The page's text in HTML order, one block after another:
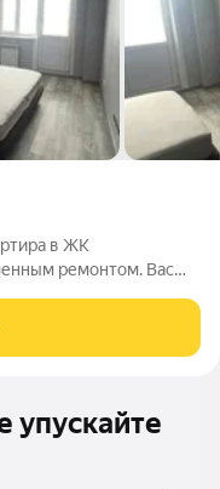
в ЖК
ремонтом. Вас
санузел
упускайте